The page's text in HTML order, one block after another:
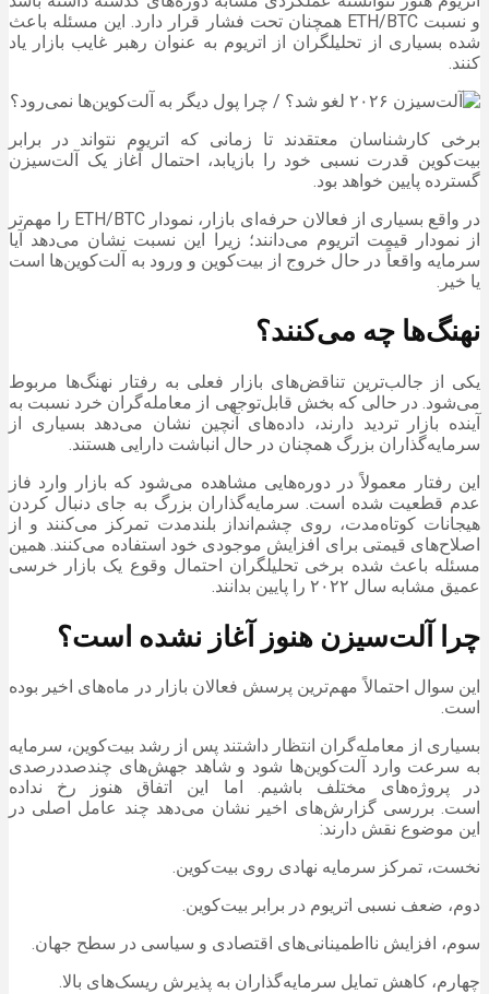
و نسبت ETH/BTC همچنان تحت فشار قرار دارد. این مسئله باعث
شده بسیاری از تحلیلگران از اتریوم به عنوان رهبر غایب بازار یاد
کنند.
برخی کارشناسان معتقدند تا زمانی که اتریوم نتواند در برابر
بیت‌کوین قدرت نسبی خود را بازیابد، احتمال آغاز یک آلت‌سیزن
گسترده پایین خواهد بود.
در واقع بسیاری از فعالان حرفه‌ای بازار، نمودار ETH/BTC را مهم‌تر
از نمودار قیمت اتریوم می‌دانند؛ زیرا این نسبت نشان می‌دهد آیا
سرمایه واقعاً در حال خروج از بیت‌کوین و ورود به آلت‌کوین‌ها است
یا خیر.
نهنگ‌ها چه می‌کنند؟
یکی از جالب‌ترین تناقض‌های بازار فعلی به رفتار نهنگ‌ها مربوط
می‌شود. در حالی که بخش قابل‌توجهی از معامله‌گران خرد نسبت به
آینده بازار تردید دارند، داده‌های آنچین نشان می‌دهد بسیاری از
سرمایه‌گذاران بزرگ همچنان در حال انباشت دارایی هستند.
این رفتار معمولاً در دوره‌هایی مشاهده می‌شود که بازار وارد فاز
عدم قطعیت شده است. سرمایه‌گذاران بزرگ به جای دنبال کردن
هیجانات کوتاه‌مدت، روی چشم‌انداز بلندمدت تمرکز می‌کنند و از
اصلاح‌های قیمتی برای افزایش موجودی خود استفاده می‌کنند. همین
مسئله باعث شده برخی تحلیلگران احتمال وقوع یک بازار خرسی
عمیق مشابه سال ۲۰۲۲ را پایین بدانند.
چرا آلت‌سیزن هنوز آغاز نشده است؟
این سوال احتمالاً مهم‌ترین پرسش فعالان بازار در ماه‌های اخیر بوده
است.
بسیاری از معامله‌گران انتظار داشتند پس از رشد بیت‌کوین، سرمایه
به سرعت وارد آلت‌کوین‌ها شود و شاهد جهش‌های چندصددرصدی
در پروژه‌های مختلف باشیم. اما این اتفاق هنوز رخ نداده
است. بررسی گزارش‌های اخیر نشان می‌دهد چند عامل اصلی در
این موضوع نقش دارند:
نخست، تمرکز سرمایه نهادی روی بیت‌کوین.
دوم، ضعف نسبی اتریوم در برابر بیت‌کوین.
سوم، افزایش نااطمینانی‌های اقتصادی و سیاسی در سطح جهان.
چهارم، کاهش تمایل سرمایه‌گذاران به پذیرش ریسک‌های بالا.